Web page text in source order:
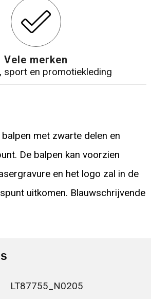
Vele merken
sport en promotiekleding
met zwarte delen en
De balpen kan voorzien
en het logo zal in de
uitkomen. Blauwschrijvende
LT87755_N0205